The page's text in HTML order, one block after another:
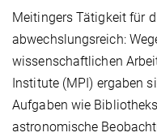
Meitingers Tätigkeit für
abwechslungsreich:
wissenschaftlichen
Institute (MPI) ergaben
Aufgaben wie
astronomische